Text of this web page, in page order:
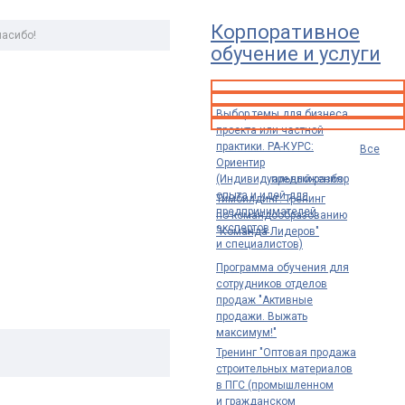
Корпоративное
обучение и услуги
Выбор темы для бизнеса,
проекта или частной
практики. РА-КУРС:
Ориентир
(Индивидуальный разбор
опыта и идей для
предпринимателей,
экспертов
и специалистов)
Тимбилдинг. Тренинг
по командообразованию
"Команда Лидеров"
Программа обучения для
сотрудников отделов
продаж "Активные
продажи. Выжать
максимум!"
Тренинг "Оптовая продажа
строительных материалов
в ПГС (промышленном
и гражданском
Все
предложения